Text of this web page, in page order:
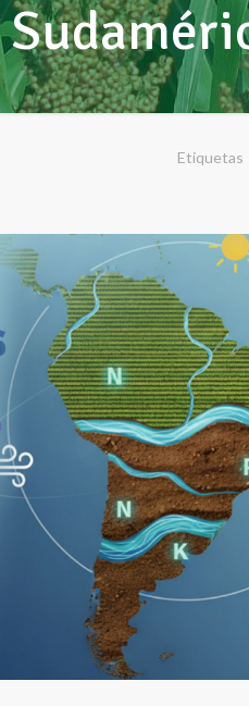
Etiquetas